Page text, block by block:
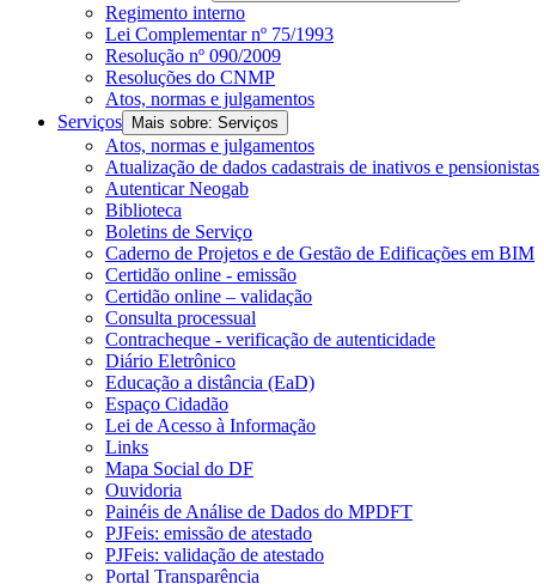
Regimento interno
Lei Complementar nº 75/1993
Resolução nº 090/2009
Resoluções do CNMP
Atos, normas e julgamentos
Serviços
Mais sobre: Serviços
Atos, normas e julgamentos
Atualização de dados cadastrais de inativos e pensionistas
Autenticar Neogab
Biblioteca
Boletins de Serviço
Caderno de Projetos e de Gestão de Edificações em BIM
Certidão online - emissão
Certidão online – validação
Consulta processual
Contracheque - verificação de autenticidade
Diário Eletrônico
Educação a distância (EaD)
Espaço Cidadão
Lei de Acesso à Informação
Links
Mapa Social do DF
Ouvidoria
Painéis de Análise de Dados do MPDFT
PJFeis: emissão de atestado
PJFeis: validação de atestado
Portal Transparência